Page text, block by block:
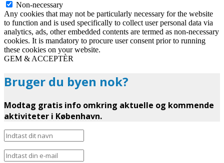
Non-necessary
Any cookies that may not be particularly necessary for the website
to function and is used specifically to collect user personal data via
analytics, ads, other embedded contents are termed as non-necessary
cookies. It is mandatory to procure user consent prior to running
these cookies on your website.
GEM & ACCEPTÈR
Bruger du byen nok?
Modtag gratis info omkring aktuelle og kommende
aktiviteter i København.